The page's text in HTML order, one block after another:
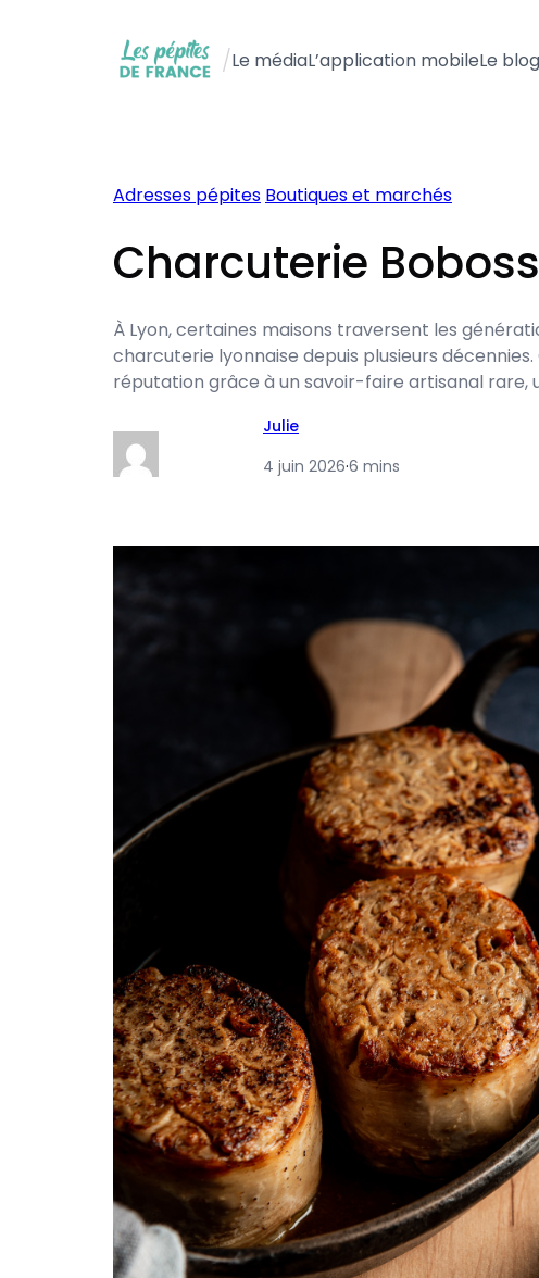
/Le médiaL’application mobileLe blog
Adresses pépites Boutiques et marchés
Charcuterie
À Lyon, certaines maisons traversent les
charcuterie lyonnaise depuis plusieurs
réputation grâce à un savoir-faire artisanal rare,
Julie
4 juin 2026·6 mins